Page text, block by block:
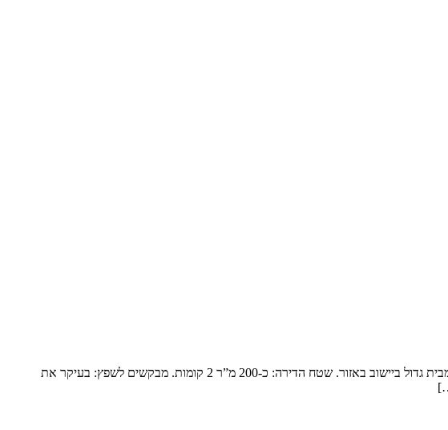
פנטהואז יוקרתי בנופים המשפחה: זוג שומרי מסורת עם ילד אחד בבית והשאר נשואים עם משפחות ומגיעים בסופי שבוע. הם עברו מבית גדול ביישוב באזור. שטח הדירה: כ-200 מ”ר 2 קומות. מבקשים לשפץ: בעיקר את